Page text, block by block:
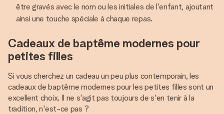
être gravés avec le nom ou les initiales de l'enfant, ajoutant
ainsi une touche spéciale à chaque repas.
Cadeaux de baptême modernes pour
petites filles
Si vous cherchez un cadeau un peu plus contemporain, les
cadeaux de baptême modernes pour les petites filles sont un
excellent choix. Il ne s'agit pas toujours de s'en tenir à la
tradition, n'est-ce pas ?